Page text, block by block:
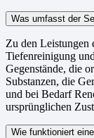
Was umfasst der
Zu den Leistungen
Tiefenreinigung
Gegenstände, die
Substanzen, die
und bei Bedarf
ursprünglichen
Wie funktioniert